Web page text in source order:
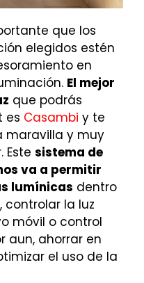
que los
elegidos estén
en
El mejor
que podrás
es Casambi y te
maravilla y muy
Este sistema de
va a permitir
lumínicas dentro
la luz
móvil o control
aun, ahorrar en
el uso de la